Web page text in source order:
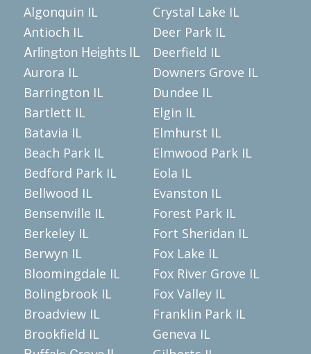
Algonquin IL
Antioch IL
Arlington Heights IL
Aurora IL
Barrington IL
Bartlett IL
Batavia IL
Beach Park IL
Bedford Park IL
Bellwood IL
Bensenville IL
Berkeley IL
Berwyn IL
Bloomingdale IL
Bolingbrook IL
Broadview IL
Brookfield IL
Crystal Lake IL
Deer Park IL
Deerfield IL
Downers Grove IL
Dundee IL
Elgin IL
Elmhurst IL
Elmwood Park IL
Eola IL
Evanston IL
Forest Park IL
Fort Sheridan IL
Fox Lake IL
Fox River Grove IL
Fox Valley IL
Franklin Park IL
Geneva IL